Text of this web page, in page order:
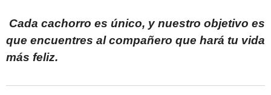
Cada cachorro es único, y nuestro objetivo es
que encuentres al compañero que hará tu vida
más feliz.